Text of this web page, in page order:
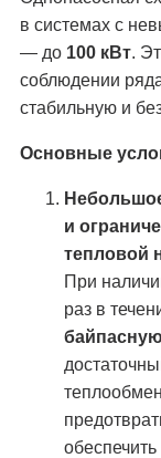
в системах с
— до 100 кВт.
соблюдении
стабильную и
Основные
и
тепловой
При
раз в